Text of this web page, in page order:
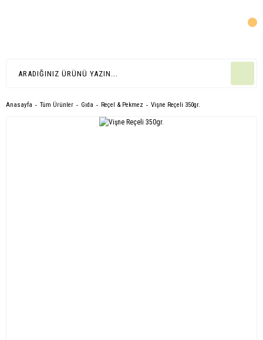
Anasayfa Tüm Ürünler Gıda Reçel & Pekmez Vişne Reçeli 350gr.